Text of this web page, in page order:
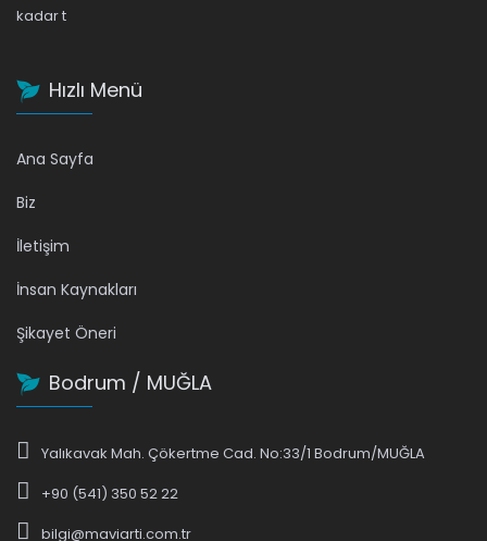
kadar t
Hızlı Menü
Ana Sayfa
Biz
İletişim
İnsan Kaynakları
Şikayet Öneri
Bodrum / MUĞLA
Yalıkavak Mah. Çökertme Cad. No:33/1 Bodrum/MUĞLA
+90 (541) 350 52 22
bilgi@maviarti.com.tr